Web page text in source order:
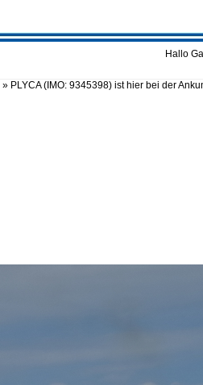
Hallo
» PLYCA (IMO: 9345398) ist hier bei der